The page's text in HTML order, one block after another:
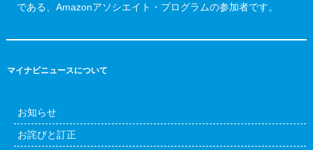
である、Amazonアソシエイト・プログラムの参加者です。
マイナビニュースについて
お知らせ
お詫びと訂正